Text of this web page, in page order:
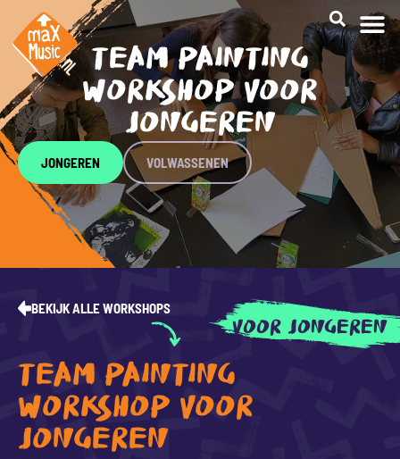
TEAM PAINTING
WORKSHOP VOOR
JONGEREN
JONGEREN VOLWASSENEN
BEKIJK ALLE WORKSHOPS
VOOR JONGEREN
TEAM PAINTING
WORKSHOP VOOR
JONGEREN